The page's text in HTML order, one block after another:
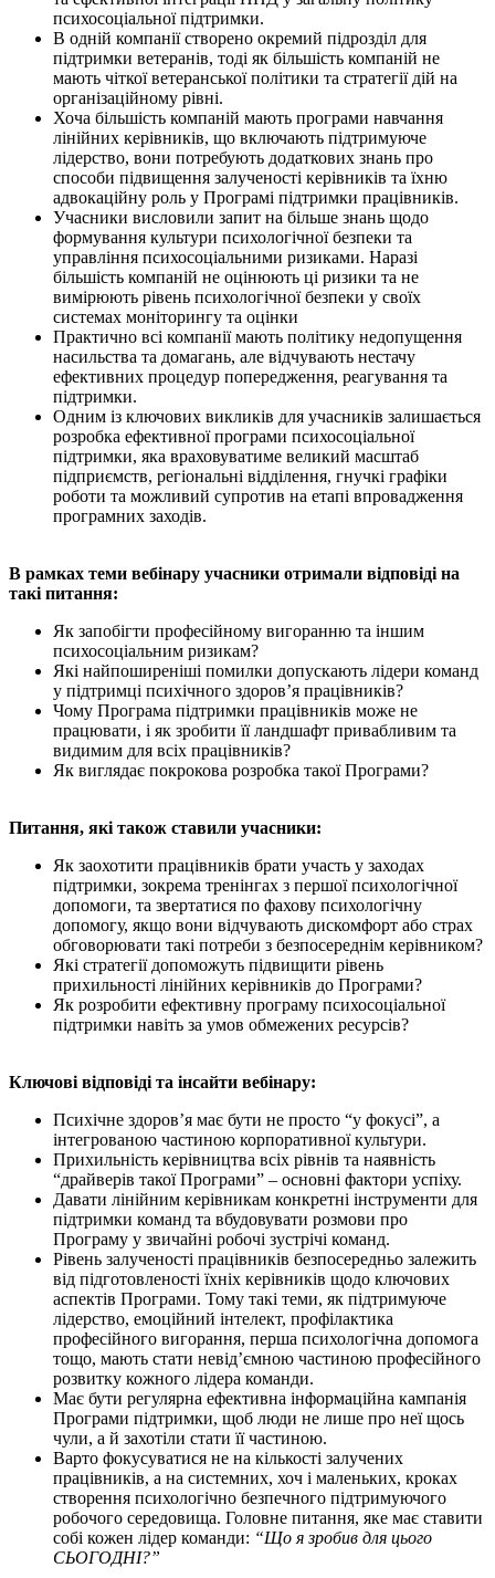
психосоціальної підтримки.
В одній компанії створено окремий підрозділ для
підтримки ветеранів, тоді як більшість компаній не
мають чіткої ветеранської політики та стратегії дій на
організаційному рівні.
Хоча більшість компаній мають програми навчання
лінійних керівників, що включають підтримуюче
лідерство, вони потребують додаткових знань про
способи підвищення залученості керівників та їхню
адвокаційну роль у Програмі підтримки працівників.
Учасники висловили запит на більше знань щодо
формування культури психологічної безпеки та
управління психосоціальними ризиками. Наразі
більшість компаній не оцінюють ці ризики та не
вимірюють рівень психологічної безпеки у своїх
системах моніторингу та оцінки
Практично всі компанії мають політику недопущення
насильства та домагань, але відчувають нестачу
ефективних процедур попередження, реагування та
підтримки.
Одним із ключових викликів для учасників залишається
розробка ефективної програми психосоціальної
підтримки, яка враховуватиме великий масштаб
підприємств, регіональні відділення, гнучкі графіки
роботи та можливий супротив на етапі впровадження
програмних заходів.
В рамках теми вебінару учасники отримали відповіді на
такі питання:
Як запобігти професійному вигоранню та іншим
психосоціальним ризикам?
Які найпоширеніші помилки допускають лідери команд
у підтримці психічного здоров’я працівників?
Чому Програма підтримки працівників може не
працювати, і як зробити її ландшафт привабливим та
видимим для всіх працівників?
Як виглядає покрокова розробка такої Програми?
Питання, які також ставили учасники:
Як заохотити працівників брати участь у заходах
підтримки, зокрема тренінгах з першої психологічної
допомоги, та звертатися по фахову психологічну
допомогу, якщо вони відчувають дискомфорт або страх
обговорювати такі потреби з безпосереднім керівником?
Які стратегії допоможуть підвищити рівень
прихильності лінійних керівників до Програми?
Як розробити ефективну програму психосоціальної
підтримки навіть за умов обмежених ресурсів?
Ключові відповіді та інсайти вебінару:
Психічне здоров’я має бути не просто “у фокусі”, а
інтегрованою частиною корпоративної культури.
Прихильність керівництва всіх рівнів та наявність
“драйверів такої Програми” – основні фактори успіху.
Давати лінійним керівникам конкретні інструменти для
підтримки команд та вбудовувати розмови про
Програму у звичайні робочі зустрічі команд.
Рівень залученості працівників безпосередньо залежить
від підготовленості їхніх керівників щодо ключових
аспектів Програми. Тому такі теми, як підтримуюче
лідерство, емоційний інтелект, профілактика
професійного вигорання, перша психологічна допомога
тощо, мають стати невід’ємною частиною професійного
розвитку кожного лідера команди.
Має бути регулярна ефективна інформаційна кампанія
Програми підтримки, щоб люди не лише про неї щось
чули, а й захотіли стати її частиною.
Варто фокусуватися не на кількості залучених
працівників, а на системних, хоч і маленьких, кроках
створення психологічно безпечного підтримуючого
робочого середовища. Головне питання, яке має ставити
собі кожен лідер команди: “Що я зробив для цього
СЬОГОДНІ?”